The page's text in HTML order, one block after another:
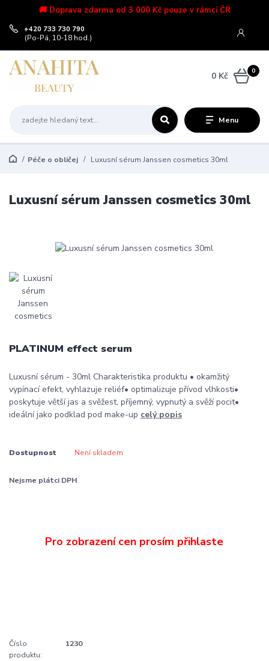
🚚 Doprava zdarma od 3 000 Kč pouze v rámci ČR
Menu
+420 733 730 790
(Po-Pá, 10-18 hod.)
0
0 Kč
Péče o obličej Luxusní sérum Janssen cosmetics 30ml
Luxusní sérum Janssen cosmetics 30ml
PLATINUM effect serum
Luxusní sérum - 30ml Charakteristika produktu • okamžitý
vypínací efekt, vyhlazuje reliéf• optimalizuje přívod vlhkosti•
poskytuje větší jas a svěžest, příjemný, vypnutý a svěží pocit•
ideální jako podklad pod make-up celý popis
Dostupnost Není skladem
Nejsme plátci DPH
Číslo
produktu:
1230